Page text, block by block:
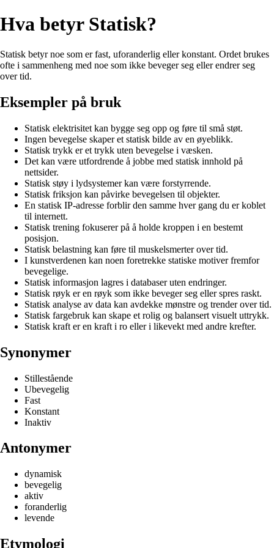
Hva betyr Statisk?
Statisk betyr noe som er fast, uforanderlig eller konstant. Ordet brukes
ofte i sammenheng med noe som ikke beveger seg eller endrer seg
over tid.
Eksempler på bruk
Statisk elektrisitet kan bygge seg opp og føre til små støt.
Ingen bevegelse skaper et statisk bilde av en øyeblikk.
Statisk trykk er et trykk uten bevegelse i væsken.
Det kan være utfordrende å jobbe med statisk innhold på
nettsider.
Statisk støy i lydsystemer kan være forstyrrende.
Statisk friksjon kan påvirke bevegelsen til objekter.
En statisk IP-adresse forblir den samme hver gang du er koblet
til internett.
Statisk trening fokuserer på å holde kroppen i en bestemt
posisjon.
Statisk belastning kan føre til muskelsmerter over tid.
I kunstverdenen kan noen foretrekke statiske motiver fremfor
bevegelige.
Statisk informasjon lagres i databaser uten endringer.
Statisk røyk er en røyk som ikke beveger seg eller spres raskt.
Statisk analyse av data kan avdekke mønstre og trender over tid.
Statisk fargebruk kan skape et rolig og balansert visuelt uttrykk.
Statisk kraft er en kraft i ro eller i likevekt med andre krefter.
Synonymer
Stillestående
Ubevegelig
Fast
Konstant
Inaktiv
Antonymer
dynamisk
bevegelig
aktiv
foranderlig
levende
Etymologi